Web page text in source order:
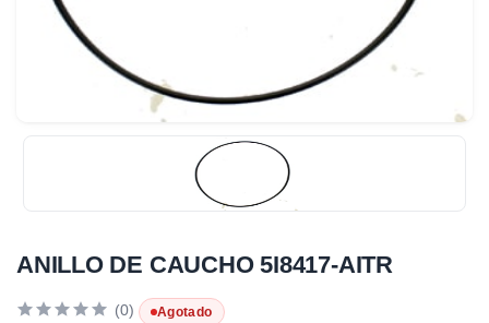
ANILLO DE CAUCHO 5I8417-AITR
(0) Agotado